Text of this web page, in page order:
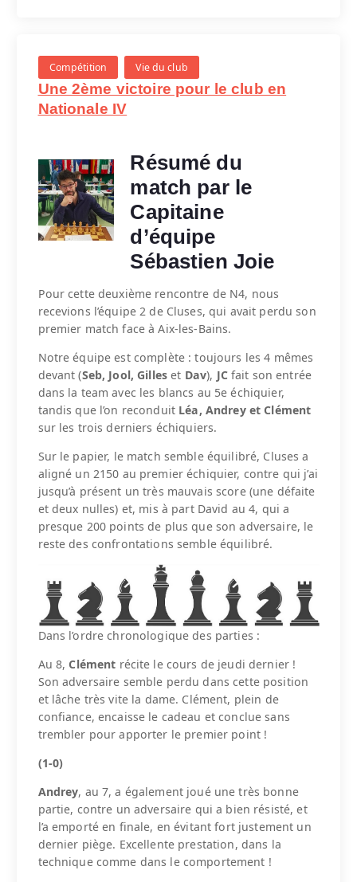
Compétition Vie du club
Une 2ème victoire pour le club en
Nationale IV
Résumé du
match par le
Capitaine
d’équipe
Sébastien Joie
Pour cette deuxième rencontre de N4, nous
recevions l’équipe 2 de Cluses, qui avait perdu son
premier match face à Aix-les-Bains.
Notre équipe est complète : toujours les 4 mêmes
devant (Seb, Jool, Gilles et Dav), JC fait son entrée
dans la team avec les blancs au 5e échiquier,
tandis que l’on reconduit Léa, Andrey et Clément
sur les trois derniers échiquiers.
Sur le papier, le match semble équilibré, Cluses a
aligné un 2150 au premier échiquier, contre qui j’ai
jusqu’à présent un très mauvais score (une défaite
et deux nulles) et, mis à part David au 4, qui a
presque 200 points de plus que son adversaire, le
reste des confrontations semble équilibré.
Dans l’ordre chronologique des parties :
Au 8, Clément récite le cours de jeudi dernier !
Son adversaire semble perdu dans cette position
et lâche très vite la dame. Clément, plein de
confiance, encaisse le cadeau et conclue sans
trembler pour apporter le premier point !
(1-0)
Andrey, au 7, a également joué une très bonne
partie, contre un adversaire qui a bien résisté, et
l’a emporté en finale, en évitant fort justement un
dernier piège. Excellente prestation, dans la
technique comme dans le comportement !